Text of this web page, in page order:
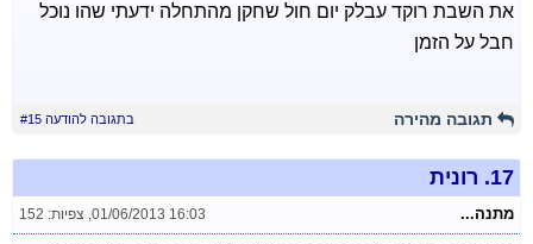
את השבת רוקד עבלק יום חול שחקן מהתחלה ידעתי שהו נוכל
חבל על הזמן
תגובה מהירה בתגובה להודעה #15
17. רונית
מתנה... 01/06/2013 16:03
, צפיות: 152